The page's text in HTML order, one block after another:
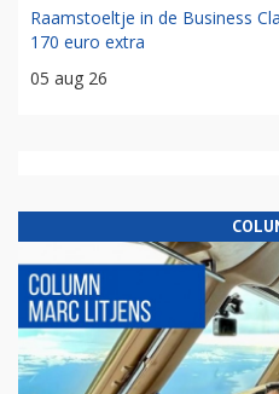
Raamstoeltje in de Business
170 euro extra
05 aug 26